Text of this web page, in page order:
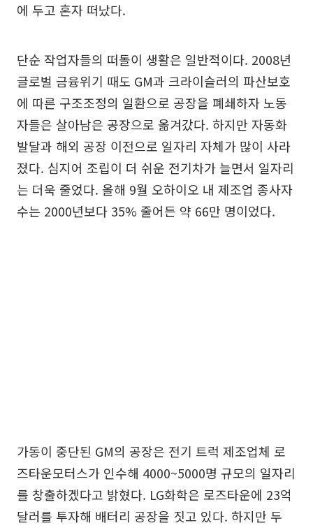
에 두고 혼자 떠났다.
단순 작업자들의 떠돌이 생활은 일반적이다. 2008년
글로벌 금융위기 때도 GM과 크라이슬러의 파산보호
에 따른 구조조정의 일환으로 공장을 폐쇄하자 노동
자들은 살아남은 공장으로 옮겨갔다. 하지만 자동화
발달과 해외 공장 이전으로 일자리 자체가 많이 사라
졌다. 심지어 조립이 더 쉬운 전기차가 늘면서 일자리
는 더욱 줄었다. 올해 9월 오하이오 내 제조업 종사자
수는 2000년보다 35% 줄어든 약 66만 명이었다.
가동이 중단된 GM의 공장은 전기 트럭 제조업체 로
즈타운모터스가 인수해 4000~5000명 규모의 일자리
를 창출하겠다고 밝혔다. LG화학은 로즈타운에 23억
달러를 투자해 배터리 공장을 짓고 있다. 하지만 두